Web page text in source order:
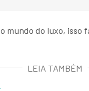
mundo do luxo, isso
LEIA TAMBÉM